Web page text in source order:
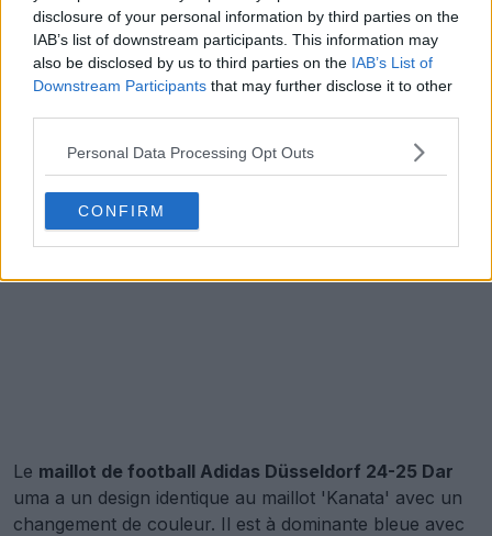
disclosure of your personal information by third parties on the
IAB’s list of downstream participants. This information may
also be disclosed by us to third parties on the IAB’s List of
Downstream Participants that may further disclose it to other
Personal Data Processing Opt Outs
CONFIRM
Le maillot de football Adidas Düsseldorf 24-25 Dar
uma a un design identique au maillot 'Kanata' avec un
changement de couleur. Il est à dominante bleue avec